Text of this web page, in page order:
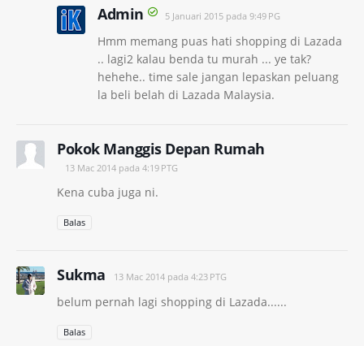
Admin 5 Januari 2015 pada 9:49 PG
Hmm memang puas hati shopping di Lazada
.. lagi2 kalau benda tu murah ... ye tak?
hehehe.. time sale jangan lepaskan peluang
la beli belah di Lazada Malaysia.
Pokok Manggis Depan Rumah
13 Mac 2014 pada 4:19 PTG
Kena cuba juga ni.
Balas
Sukma 13 Mac 2014 pada 4:23 PTG
belum pernah lagi shopping di Lazada......
Balas